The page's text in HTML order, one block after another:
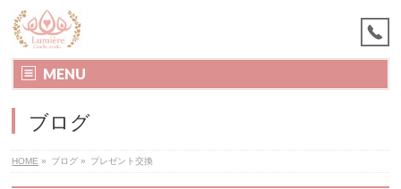
MENU
ブログ
HOME » ブログ » プレゼント交換